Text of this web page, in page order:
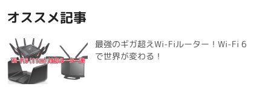
オススメ記事
最強のギガ超えWi-Fiルーター！Wi-Fi 6
で世界が変わる！